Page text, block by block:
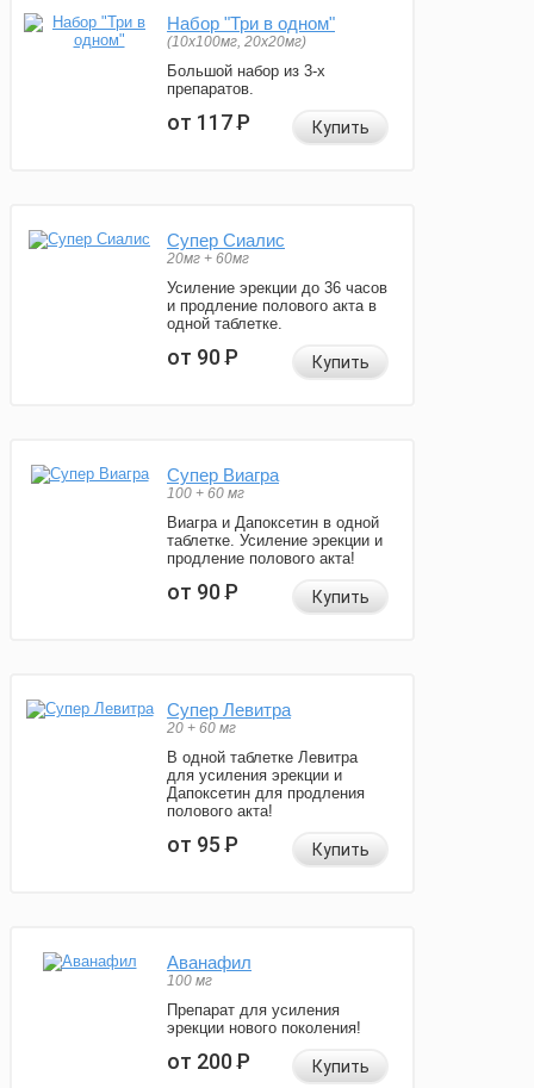
Набор "Три в одном"
(10x100мг, 20x20мг)
Большой набор из 3-х
препаратов.
от 117Р Купить
Супер Сиалис
20мг + 60мг
Усиление эрекции до 36 часов
и продление полового акта в
одной таблетке.
от 90Р Купить
Супер Виагра
100 + 60 мг
Виагра и Дапоксетин в одной
таблетке. Усиление эрекции и
продление полового акта!
от 90Р Купить
Супер Левитра
20 + 60 мг
В одной таблетке Левитра
для усиления эрекции и
Дапоксетин для продления
полового акта!
от 95Р Купить
Аванафил
100 мг
Препарат для усиления
эрекции нового поколения!
от 200Р Купить